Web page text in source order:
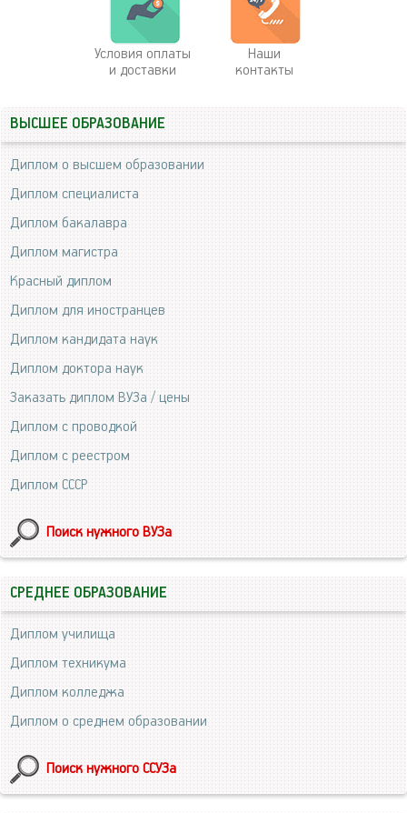
Условия оплаты
и доставки
Наши
контакты
ВЫСШЕЕ ОБРАЗОВАНИЕ
Диплом о высшем образовании
Диплом специалиста
Диплом бакалавра
Диплом магистра
Красный диплом
Диплом для иностранцев
Диплом кандидата наук
Диплом доктора наук
Заказать диплом ВУЗа / цены
Диплом с проводкой
Диплом с реестром
Диплом СССР
Поиск нужного ВУЗа
СРЕДНЕЕ ОБРАЗОВАНИЕ
Диплом училища
Диплом техникума
Диплом колледжа
Диплом о среднем образовании
Поиск нужного ССУЗа